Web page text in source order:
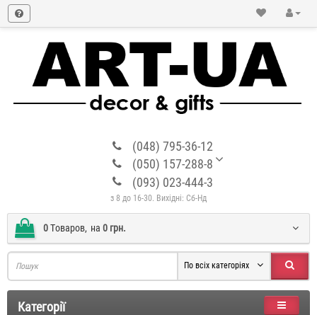
(048) 795-36-12
(050) 157-288-8
(093) 023-444-3
з 8 до 16-30. Вихідні: Сб-Нд
0Tоваров, на 0 грн.
По всіх категоріях
Категорії